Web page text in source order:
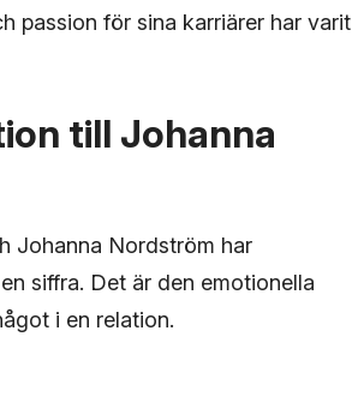
passion för sina karriärer har varit
till Johanna
Johanna Nordström har
siffra. Det är den emotionella
i en relation.